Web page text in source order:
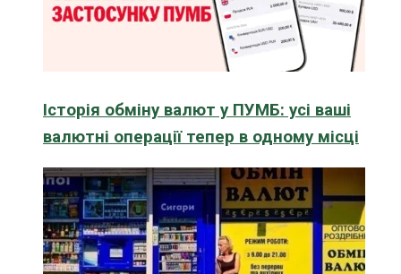
Історія обміну валют у ПУМБ: усі ваші
валютні операції тепер в одному місці